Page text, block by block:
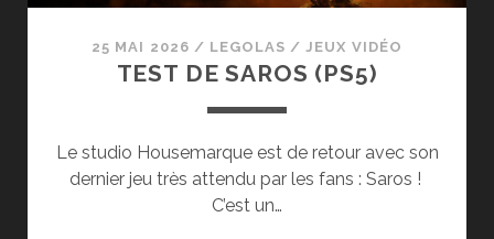
25 MAI 2026 / LEGOLAS /JEUX VIDÉO
TEST DE SAROS (PS5)
Le studio Housemarque est de retour avec son
dernier jeu très attendu par les fans : Saros !
C’est un…